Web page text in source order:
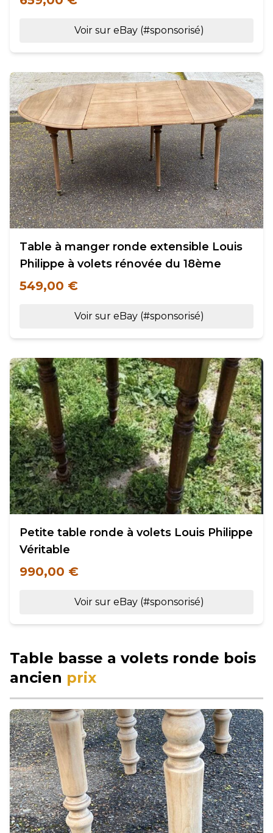
Voir sur eBay (#sponsorisé)
Table à manger ronde extensible Louis
Philippe à volets rénovée du 18ème
549,00 €
Voir sur eBay (#sponsorisé)
Petite table ronde à volets Louis Philippe
Véritable
990,00 €
Voir sur eBay (#sponsorisé)
Table basse a volets ronde bois
ancien prix